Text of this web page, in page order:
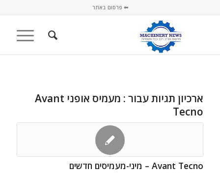
⬅ פרסום באתר
ארכיון תגיות עבור :
מעמיס אופני Avant
Tecno
Avant Tecno – מיני-מעמיסים חדשים